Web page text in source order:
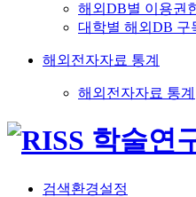
해외DB별 이용권
대학별 해외DB 구
해외전자자료 통계
해외전자자료 통계
검색환경설정